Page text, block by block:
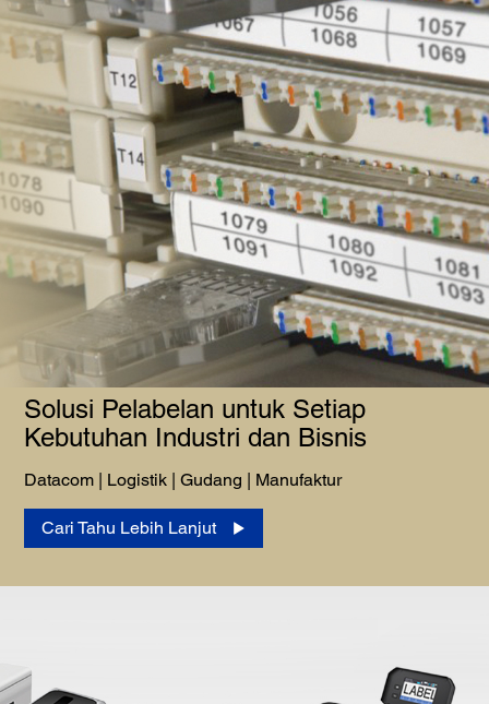
Solusi Pelabelan untuk Setiap
Kebutuhan Industri dan Bisnis
Datacom | Logistik | Gudang | Manufaktur
Cari Tahu Lebih Lanjut